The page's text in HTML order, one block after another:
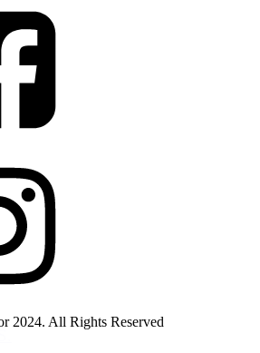
2024. All Rights Reserved